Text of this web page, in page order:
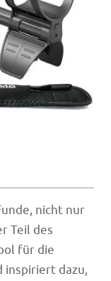
nicht nur
Teil des
für die
inspiriert dazu,